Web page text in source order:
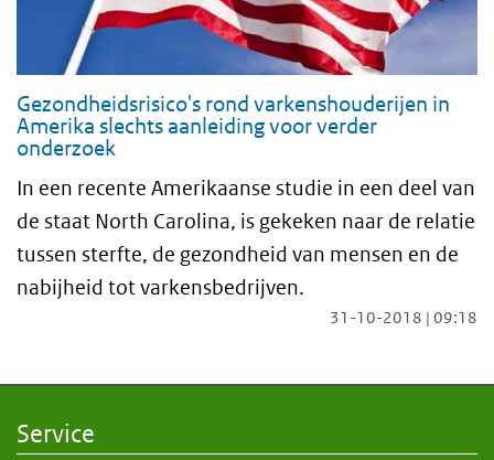
Gezondheidsrisico's rond varkenshouderijen in
Amerika slechts aanleiding voor verder
onderzoek
In een recente Amerikaanse studie in een deel van
de staat North Carolina, is gekeken naar de relatie
tussen sterfte, de gezondheid van mensen en de
nabijheid tot varkensbedrijven.
31-10-2018 | 09:18
Service